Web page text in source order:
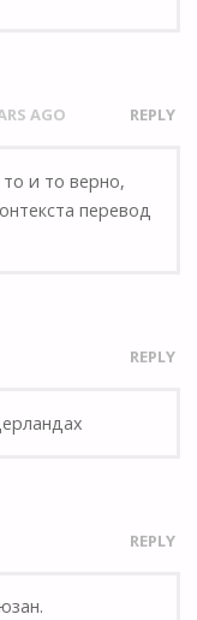
AGO REPLY
и то верно,
перевод
REPLY
REPLY